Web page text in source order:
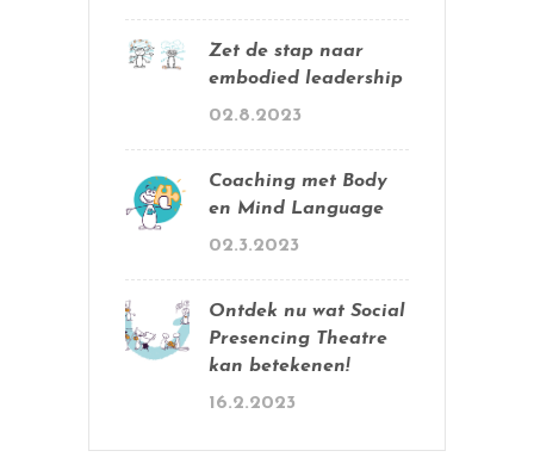
Zet de stap naar
embodied leadership
02.8.2023
Coaching met Body
en Mind Language
02.3.2023
Ontdek nu wat Social
Presencing Theatre
kan betekenen!
16.2.2023